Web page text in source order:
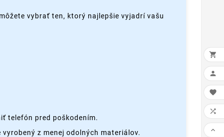
vybrať ten, ktorý najlepšie vyjadrí vašu
telefón pred poškodením.
z menej odolných materiálov.




